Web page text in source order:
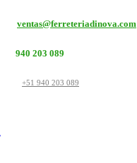
ventas@ferreteriadinova.com
940 203 089
+51 940 203 089